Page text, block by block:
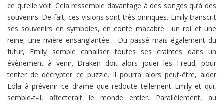
ce qu’elle voit. Cela ressemble davantage à des songes qu’à des
souvenirs. De fait, ces visions sont très oniriques. Emily transcrit
ses souvenirs en symboles, en conte macabre : un roi et une
reine, une rivière ensanglantée… Du passé mais également du
futur, Emily semble canaliser toutes ses craintes dans un
évènement à venir. Draken doit alors jouer les Freud, pour
tenter de décrypter ce puzzle. Il pourra alors peut-être, aider
Lola à prévenir ce drame que redoute tellement Emily et qui,
semble-t-il, affecterait le monde entier. Parallèlement, au